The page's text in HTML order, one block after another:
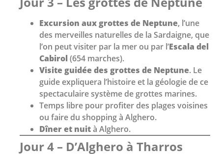
Excursion aux grottes de Neptune, l’une
des merveilles naturelles de la Sardaigne, que
l’on peut visiter par la mer ou par l’Escala del
Cabirol (654 marches).
Visite guidée des grottes de Neptune. Le
guide expliquera l’histoire et la géologie de ce
spectaculaire système de grottes marines.
Temps libre pour profiter des plages voisines
ou faire du shopping à Alghero.
Dîner et nuità Alghero.
Jour 4 – D’Alghero à Tharros